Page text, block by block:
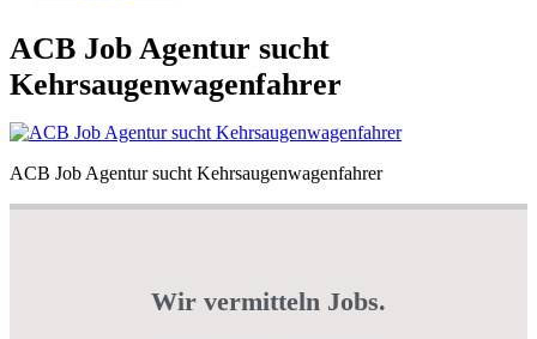
ACB Job Agentur sucht
Kehrsaugenwagenfahrer
ACB Job Agentur sucht Kehrsaugenwagenfahrer
Wir vermitteln Jobs.